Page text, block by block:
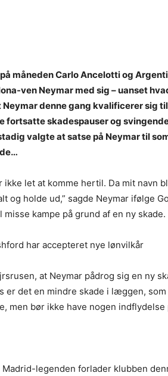
måneden Carlo Ancelotti og
ven Neymar med sig – uanset
denne gang kvalificerer sig
fortsatte skadespauser og
valgte at satse på Neymar til
ikke let at komme hertil. Da mit navn
og holde ud,” sagde Neymar ifølge
kampe på grund af en ny skade.
har accepteret nye lønvilkår
at Neymar pådrog sig en ny
er det en mindre skade i læggen,
men bør ikke have nogen indflydelse
legenden forlader klubben